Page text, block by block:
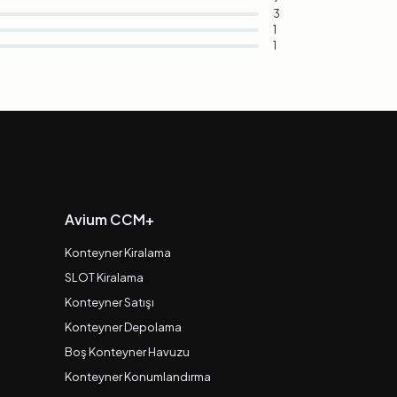
3
1
1
Avium CCM+
Konteyner Kiralama
SLOT Kiralama
Konteyner Satışı
Konteyner Depolama
Boş Konteyner Havuzu
Konteyner Konumlandırma